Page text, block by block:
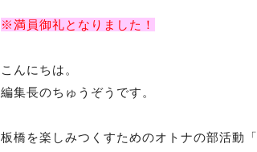
※満員御礼となりました！
こんにちは。
編集長のちゅうぞうです。
板橋を楽しみつくすためのオトナの部活動「